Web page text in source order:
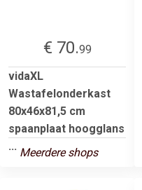
€ 70.99
vidaXL
Wastafelonderkast
80x46x81,5 cm
spaanplaat hoogglans
... Meerdere shops